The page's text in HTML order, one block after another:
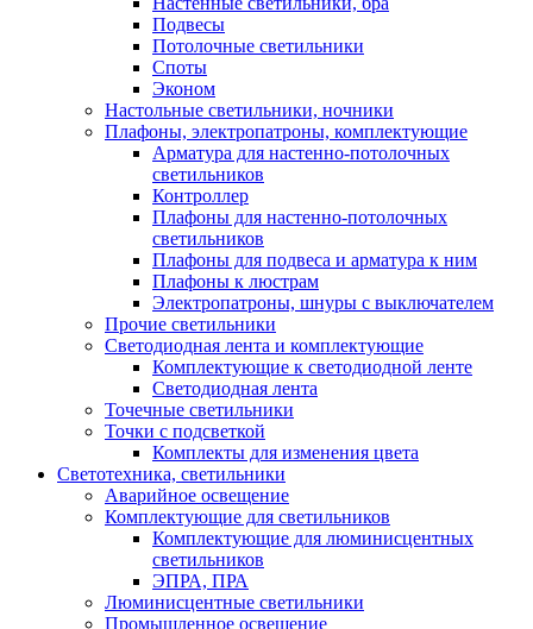
Подвесы
Потолочные светильники
Споты
Эконом
Настольные светильники, ночники
Плафоны, электропатроны, комплектующие
Арматура для настенно-потолочных
светильников
Контроллер
Плафоны для настенно-потолочных
светильников
Плафоны для подвеса и арматура к ним
Плафоны к люстрам
Электропатроны, шнуры с выключателем
Прочие светильники
Светодиодная лента и комплектующие
Комплектующие к светодиодной ленте
Светодиодная лента
Точечные светильники
Точки с подсветкой
Комплекты для изменения цвета
Светотехника, светильники
Аварийное освещение
Комплектующие для светильников
Комплектующие для люминисцентных
светильников
ЭПРА, ПРА
Люминисцентные светильники
Промышленное освещение